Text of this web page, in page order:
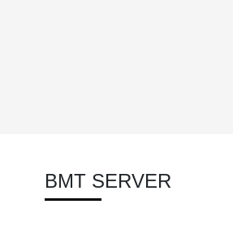
BMT SERVER